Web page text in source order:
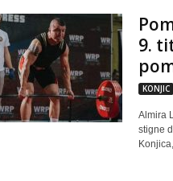
9.
KONJIC
Almira
stigne